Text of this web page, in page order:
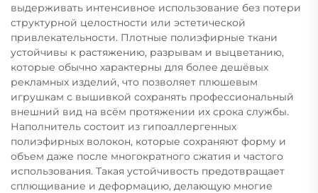
выдерживать интенсивное использование без потери
структурной целостности или эстетической
привлекательности. Плотные полиэфирные ткани
устойчивы к растяжению, разрывам и выцветанию,
которые обычно характерны для более дешёвых
рекламных изделий, что позволяет плюшевым
игрушкам с вышивкой сохранять профессиональный
внешний вид на всём протяжении их срока службы.
Наполнитель состоит из гипоаллергенных
полиэфирных волокон, которые сохраняют форму и
объем даже после многократного сжатия и частого
использования. Такая устойчивость предотвращает
сплющивание и деформацию, делающую многие